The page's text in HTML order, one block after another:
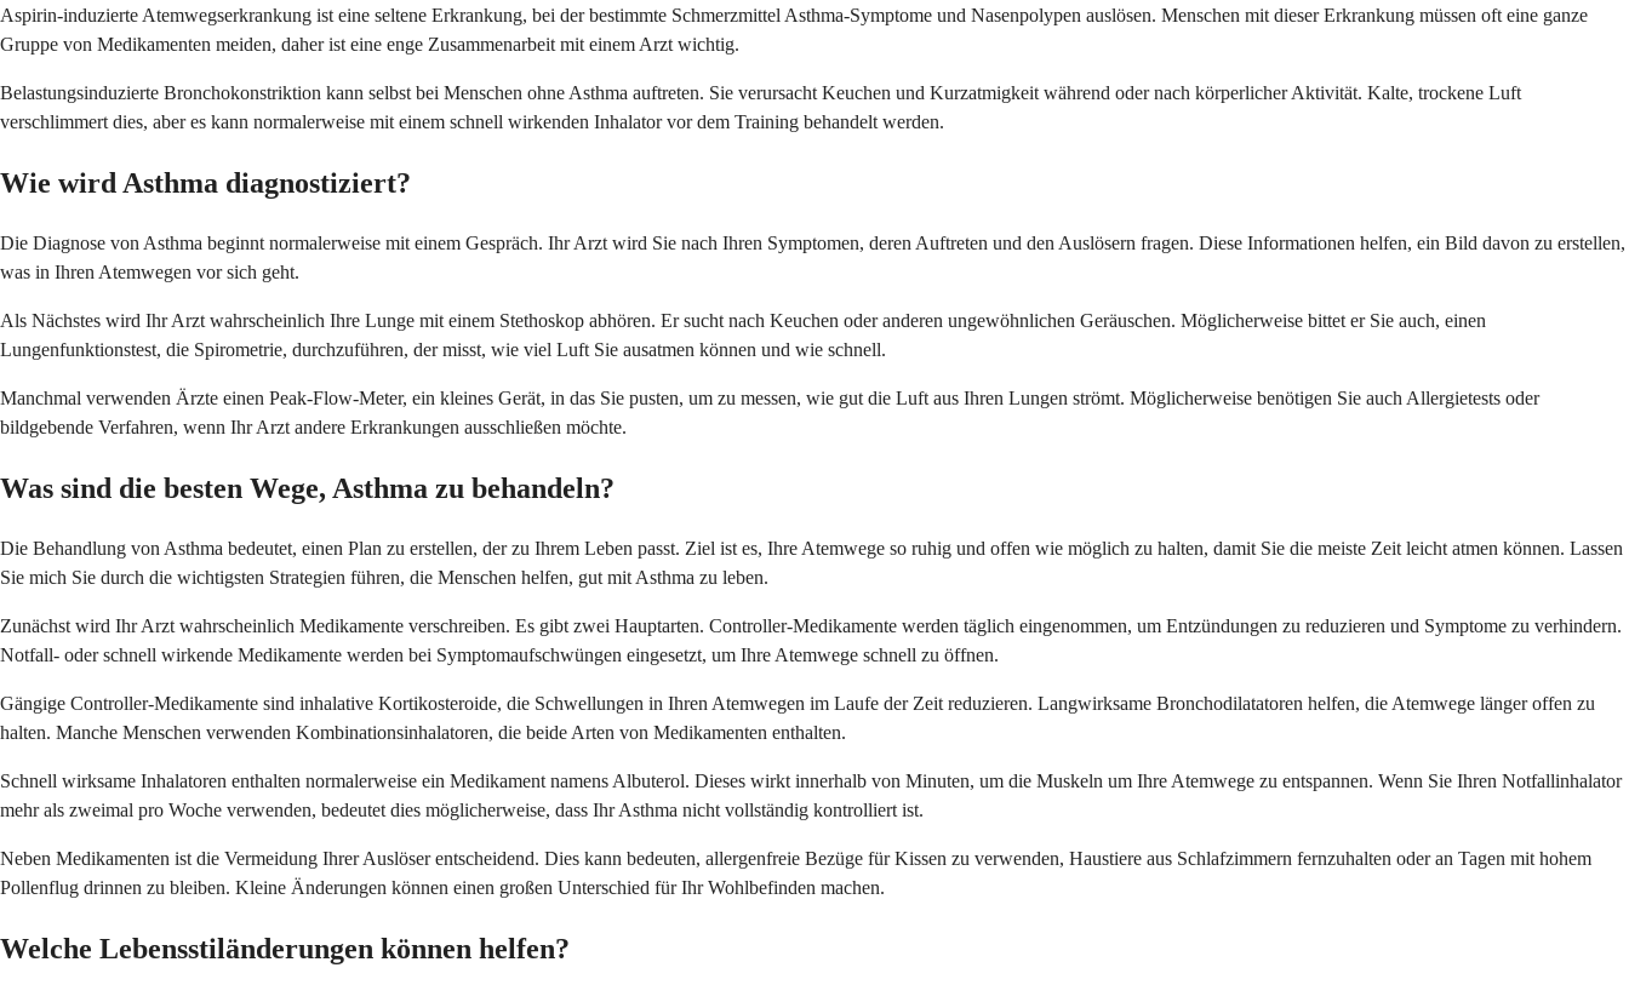
Aspirin-induzierte Atemwegserkrankung ist eine seltene Erkrankung, bei der bestimmte Schmerzmittel Asthma-Symptome und Nasenpolypen auslösen. Menschen mit dieser Erkrankung müssen oft eine ganze
Gruppe von Medikamenten meiden, daher ist eine enge Zusammenarbeit mit einem Arzt wichtig.
Belastungsinduzierte Bronchokonstriktion kann selbst bei Menschen ohne Asthma auftreten. Sie verursacht Keuchen und Kurzatmigkeit während oder nach körperlicher Aktivität. Kalte, trockene Luft
verschlimmert dies, aber es kann normalerweise mit einem schnell wirkenden Inhalator vor dem Training behandelt werden.
Wie wird Asthma diagnostiziert?
Die Diagnose von Asthma beginnt normalerweise mit einem Gespräch. Ihr Arzt wird Sie nach Ihren Symptomen, deren Auftreten und den Auslösern fragen. Diese Informationen helfen, ein Bild davon zu erstellen,
was in Ihren Atemwegen vor sich geht.
Als Nächstes wird Ihr Arzt wahrscheinlich Ihre Lunge mit einem Stethoskop abhören. Er sucht nach Keuchen oder anderen ungewöhnlichen Geräuschen. Möglicherweise bittet er Sie auch, einen
Lungenfunktionstest, die Spirometrie, durchzuführen, der misst, wie viel Luft Sie ausatmen können und wie schnell.
Manchmal verwenden Ärzte einen Peak-Flow-Meter, ein kleines Gerät, in das Sie pusten, um zu messen, wie gut die Luft aus Ihren Lungen strömt. Möglicherweise benötigen Sie auch Allergietests oder
bildgebende Verfahren, wenn Ihr Arzt andere Erkrankungen ausschließen möchte.
Was sind die besten Wege, Asthma zu behandeln?
Die Behandlung von Asthma bedeutet, einen Plan zu erstellen, der zu Ihrem Leben passt. Ziel ist es, Ihre Atemwege so ruhig und offen wie möglich zu halten, damit Sie die meiste Zeit leicht atmen können. Lassen
Sie mich Sie durch die wichtigsten Strategien führen, die Menschen helfen, gut mit Asthma zu leben.
Zunächst wird Ihr Arzt wahrscheinlich Medikamente verschreiben. Es gibt zwei Hauptarten. Controller-Medikamente werden täglich eingenommen, um Entzündungen zu reduzieren und Symptome zu verhindern.
Notfall- oder schnell wirkende Medikamente werden bei Symptomaufschwüngen eingesetzt, um Ihre Atemwege schnell zu öffnen.
Gängige Controller-Medikamente sind inhalative Kortikosteroide, die Schwellungen in Ihren Atemwegen im Laufe der Zeit reduzieren. Langwirksame Bronchodilatatoren helfen, die Atemwege länger offen zu
halten. Manche Menschen verwenden Kombinationsinhalatoren, die beide Arten von Medikamenten enthalten.
Schnell wirksame Inhalatoren enthalten normalerweise ein Medikament namens Albuterol. Dieses wirkt innerhalb von Minuten, um die Muskeln um Ihre Atemwege zu entspannen. Wenn Sie Ihren Notfallinhalator
mehr als zweimal pro Woche verwenden, bedeutet dies möglicherweise, dass Ihr Asthma nicht vollständig kontrolliert ist.
Neben Medikamenten ist die Vermeidung Ihrer Auslöser entscheidend. Dies kann bedeuten, allergenfreie Bezüge für Kissen zu verwenden, Haustiere aus Schlafzimmern fernzuhalten oder an Tagen mit hohem
Pollenflug drinnen zu bleiben. Kleine Änderungen können einen großen Unterschied für Ihr Wohlbefinden machen.
Welche Lebensstiländerungen können helfen?